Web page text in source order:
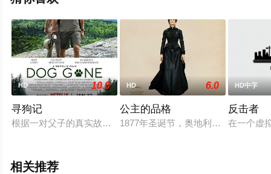
HD 10.0
寻狗记
根据一对父子的真实故事改编，他们在阿巴拉契亚小径的徒步
HD 6.0
公主的品格
1877年圣诞节，奥地利万人敬仰的
HD中字
反击者
在一个虚
相关推荐